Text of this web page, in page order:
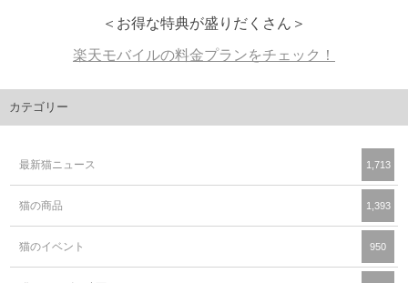
＜お得な特典が盛りだくさん＞
楽天モバイルの料金プランをチェック！
カテゴリー
最新猫ニュース 1,713
猫の商品 1,393
猫のイベント 950